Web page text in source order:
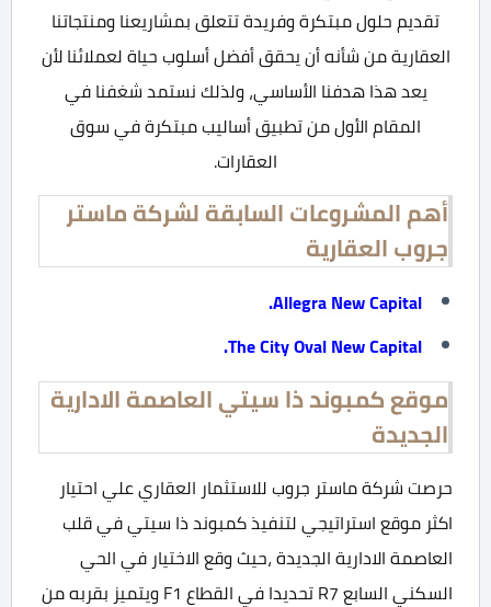
تقديم حلول مبتكرة وفريدة تتعلق بمشاريعنا ومنتجاتنا
العقارية من شأنه أن يحقق أفضل أسلوب حياة لعملائنا لأن
يعد هذا هدفنا الأساسي، ولذلك نستمد شغفنا في
المقام الأول من تطبيق أساليب مبتكرة في سوق
العقارات.
أهم المشروعات السابقة لشركة ماستر
جروب العقارية
.
موقع كمبوند ذا سيتي العاصمة الادارية
الجديدة
حرصت شركة ماستر جروب للاستثمار العقاري علي احتيار
اكثر موقع استراتيجي لتنفيذ كمبوند ذا سيتي في قلب
العاصمة الادارية الجديدة ،حيث وقع الاختيار في الحي
السكني السابع R7 تحديدا في القطاع F1 ويتميز بقربه من